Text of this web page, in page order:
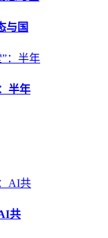
与国
半年
共